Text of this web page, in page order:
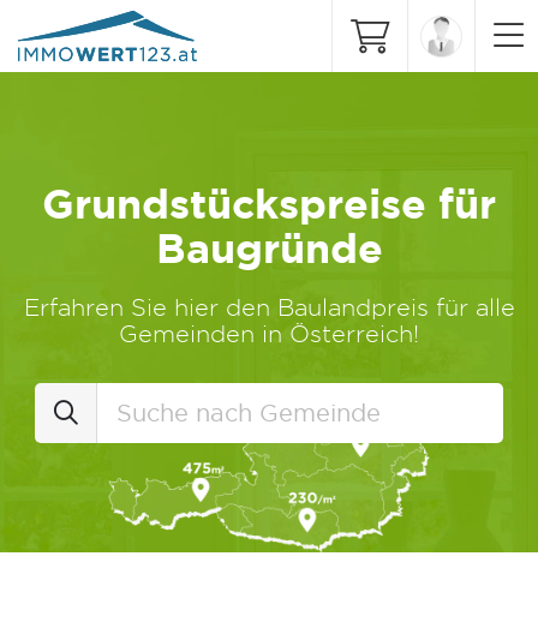
Grundstückspreise für
Baugründe
Erfahren Sie hier den Baulandpreis für alle
Gemeinden in Österreich!